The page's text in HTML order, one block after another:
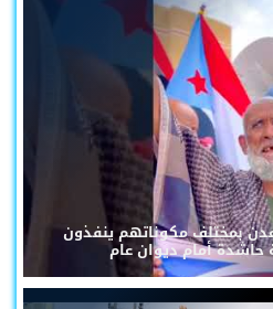
عدن بمختلف مكوناتهم ينفذون
حاشدة أمام ديوان عام